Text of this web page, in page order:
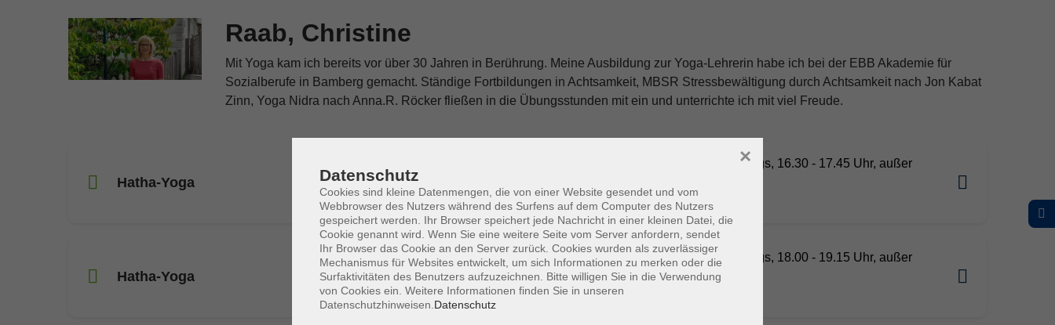
Raab, Christine
Mit Yoga kam ich bereits vor über 30 Jahren in Berührung. Meine Ausbildung zur Yoga-Lehrerin habe ich bei der EBB Akademie für
Sozialberufe in Bamberg gemacht. Ständige Fortbildungen in Achtsamkeit, MBSR Stressbewältigung durch Achtsamkeit nach Jon Kabat
Zinn, Yoga Nidra nach Anna.R. Röcker fließen in die Übungsstunden mit ein und unterrichte ich mit viel Freude.
Hatha-Yoga
fortlaufend, dienstags, 16.30 - 17.45 Uhr, außer
Rauhenebrach
Hatha-Yoga
fortlaufend, dienstags, 18.00 - 19.15 Uhr, außer
Ferien
Datenschutz
Cookies sind kleine Datenmengen, die von einer Website gesendet und vom
Webbrowser des Nutzers während des Surfens auf dem Computer des Nutzers
gespeichert werden. Ihr Browser speichert jede Nachricht in einer kleinen Datei, die
Cookie genannt wird. Wenn Sie eine weitere Seite vom Server anfordern, sendet
Ihr Browser das Cookie an den Server zurück. Cookies wurden als zuverlässiger
Mechanismus für Websites entwickelt, um sich Informationen zu merken oder die
Surfaktivitäten des Benutzers aufzuzeichnen. Bitte willigen Sie in die Verwendung
von Cookies ein. Weitere Informationen finden Sie in unseren
Datenschutzhinweisen. Datenschutz
×